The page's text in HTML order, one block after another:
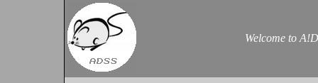
Welcome to